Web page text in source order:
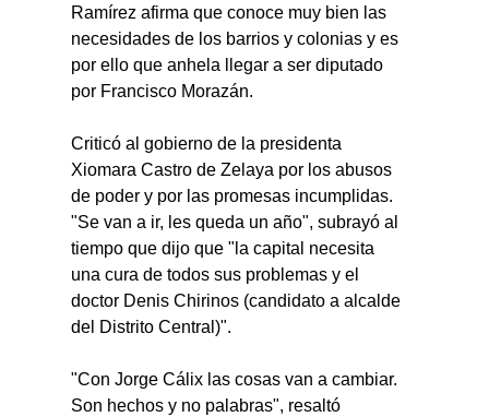
Ramírez afirma que conoce muy bien las
necesidades de los barrios y colonias y es
por ello que anhela llegar a ser diputado
por Francisco Morazán.
Criticó al gobierno de la presidenta
Xiomara Castro de Zelaya por los abusos
de poder y por las promesas incumplidas.
"Se van a ir, les queda un año", subrayó al
tiempo que dijo que "la capital necesita
una cura de todos sus problemas y el
doctor Denis Chirinos (candidato a alcalde
del Distrito Central)".
"Con Jorge Cálix las cosas van a cambiar.
Son hechos y no palabras", resaltó